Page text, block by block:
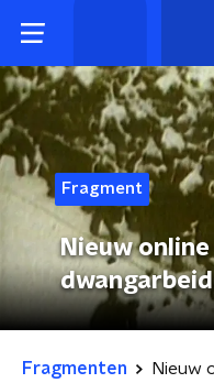
Fragment
Nieuw
Fragmenten